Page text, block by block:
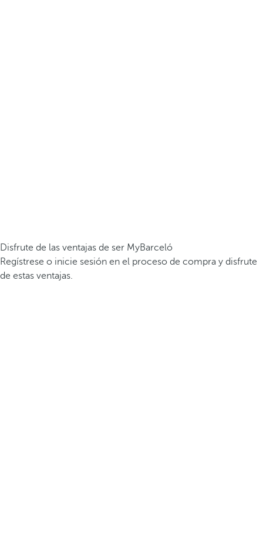
Disfrute de las ventajas de ser MyBarceló
Regístrese o inicie sesión en el proceso de compra y disfrute
de estas ventajas.